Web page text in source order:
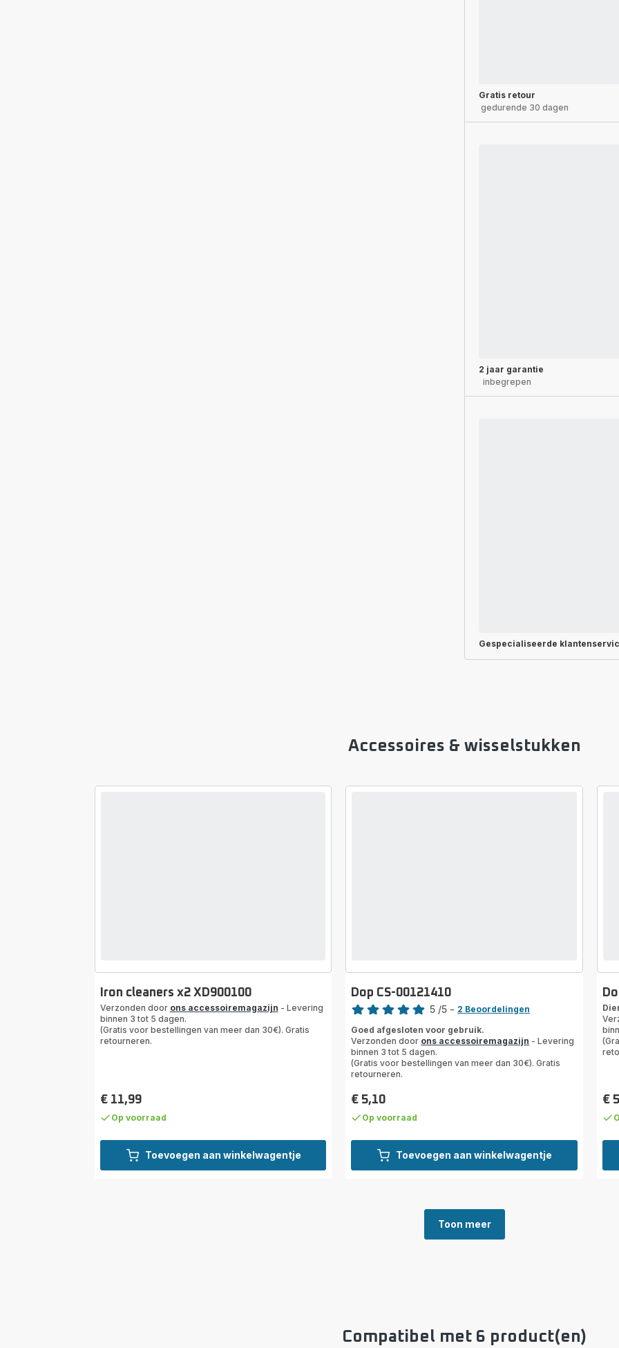
Gratis retour
gedurende 30 dagen
2 jaar garantie
inbegrepen
Gespecialiseerde
Accessoires & wisselstukken
Toevoegen aan winkelwagentje
Iron cleaners x2 XD900100
Verzonden door ons accessoiremagazijn - Levering
binnen 3 tot 5 dagen.
(Gratis voor bestellingen van meer dan 30€). Gratis
retourneren.
Prijs
€ 11,99
Op voorraad
Toevoegen aan winkelwagentje
Dop CS-00121410
Beoordeling
met
5
sterren
(gemiddeld)
5 /5 - 2 Beoordelingen
Goed afgesloten voor gebruik.
Verzonden door ons accessoiremagazijn - Levering
binnen 3 tot 5 dagen.
(Gratis voor bestellingen van meer dan 30€). Gratis
retourneren.
Prijs
€ 5,10
Op voorraad
Prijs
€
Toon meer
Compatibel met 6 product(en)